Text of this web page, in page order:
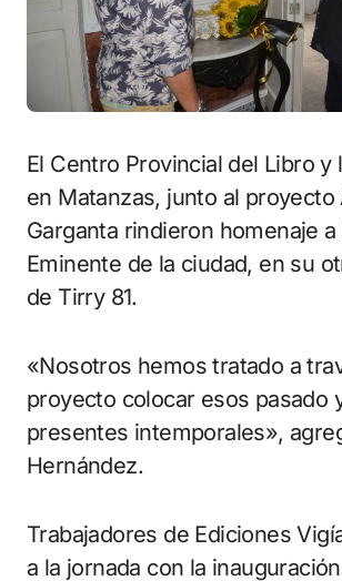
El Centro Provincial del Libro y
en Matanzas, junto al proyecto
Garganta rindieron homenaje a
Eminente de la ciudad, en su
de Tirry 81.
«Nosotros hemos tratado a
proyecto colocar esos pasado
presentes intemporales»,
Hernández.
Trabajadores de Ediciones
a la jornada con la